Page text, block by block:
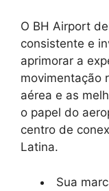
O BH Airport
consistente e
aprimorar a
movimentação
aérea e as
o papel do
centro de
Latina.
Sua